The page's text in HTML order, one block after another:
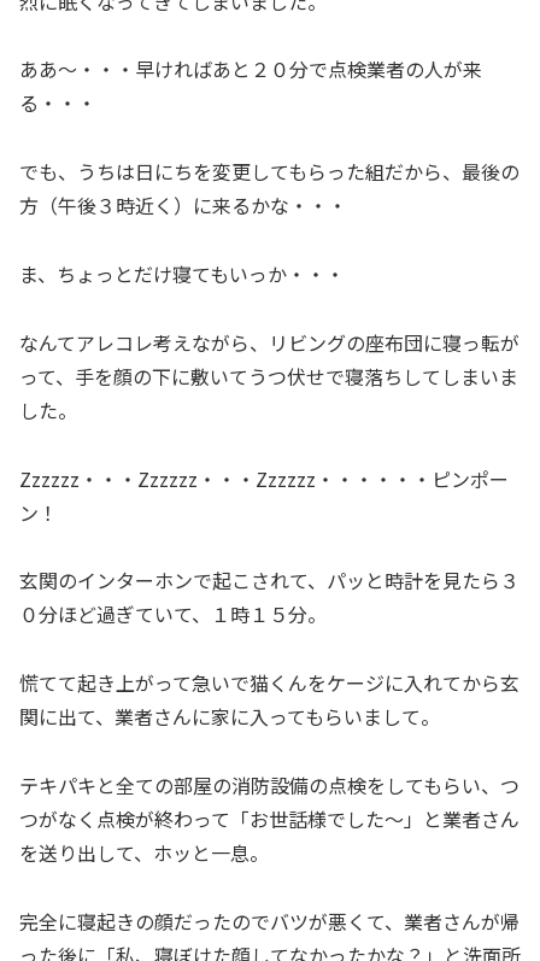
ああ〜・・・早ければあと２０分で点検業者の人が来
る・・・
でも、うちは日にちを変更してもらった組だから、最後の
方（午後３時近く）に来るかな・・・
ま、ちょっとだけ寝てもいっか・・・
なんてアレコレ考えながら、リビングの座布団に寝っ転が
って、手を顔の下に敷いてうつ伏せで寝落ちしてしまいま
した。
Zzzzzz・・・Zzzzzz・・・Zzzzzz・・・・・・ピンポー
ン！
玄関のインターホンで起こされて、パッと時計を見たら３
０分ほど過ぎていて、１時１５分。
慌てて起き上がって急いで猫くんをケージに入れてから玄
関に出て、業者さんに家に入ってもらいまして。
テキパキと全ての部屋の消防設備の点検をしてもらい、つ
つがなく点検が終わって「お世話様でした〜」と業者さん
を送り出して、ホッと一息。
完全に寝起きの顔だったのでバツが悪くて、業者さんが帰
った後に「私、寝ぼけた顔してなかったかな？」と洗面所